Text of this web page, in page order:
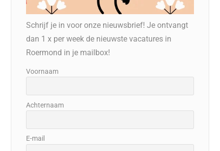
Schrijf je in voor onze nieuwsbrief! Je ontvangt
dan 1 x per week de nieuwste vacatures in
Roermond in je mailbox!
Voornaam
Achternaam
E-mail